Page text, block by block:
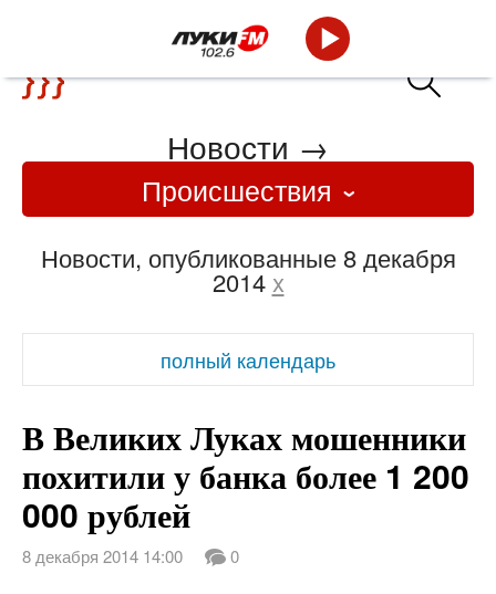
Новости →
Происшествия
Новости, опубликованные 8 декабря
2014 x
полный календарь
В Великих Луках мошенники
похитили у банка более 1 200
000 рублей
8 декабря 2014 14:00 0